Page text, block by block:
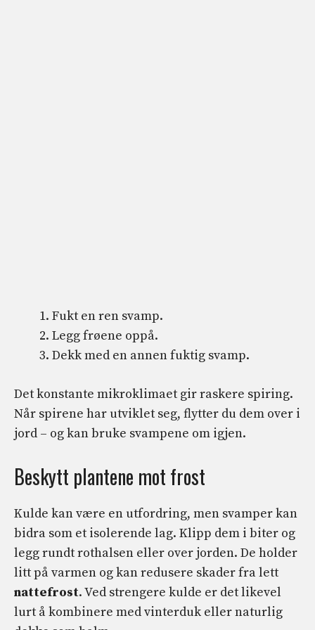
Fukt en ren svamp.
Legg frøene oppå.
Dekk med en annen fuktig svamp.
Det konstante mikroklimaet gir raskere spiring.
Når spirene har utviklet seg, flytter du dem over i
jord – og kan bruke svampene om igjen.
Beskytt plantene mot frost
Kulde kan være en utfordring, men svamper kan
bidra som et isolerende lag. Klipp dem i biter og
legg rundt rothalsen eller over jorden. De holder
litt på varmen og kan redusere skader fra lett
nattefrost. Ved strengere kulde er det likevel
lurt å kombinere med vinterduk eller naturlig